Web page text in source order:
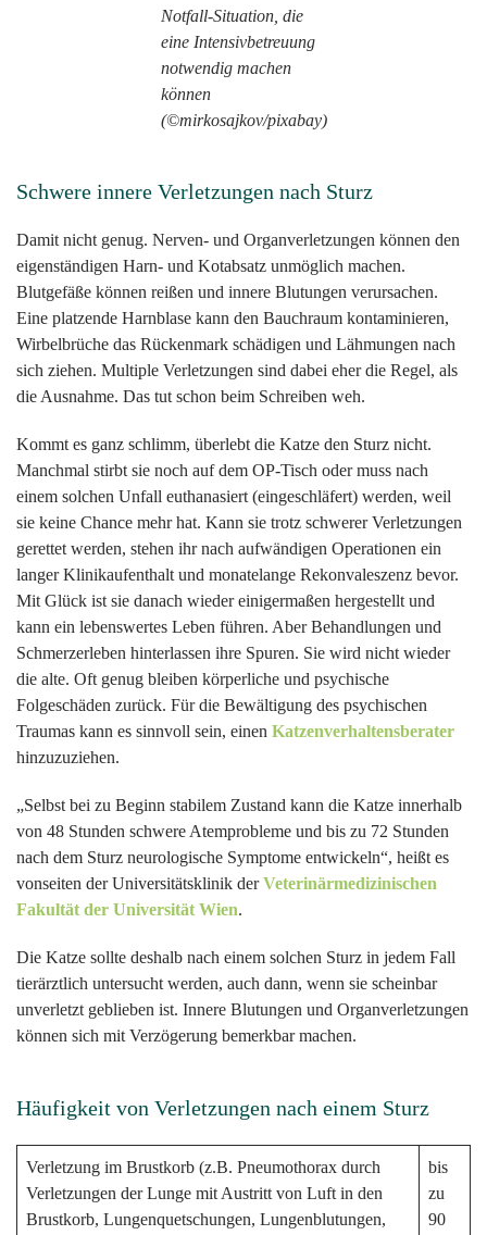
Notfall-Situation, die
eine Intensivbetreuung
notwendig machen
können
(©mirkosajkov/pixabay)
Schwere innere Verletzungen nach Sturz
Damit nicht genug. Nerven- und Organverletzungen können den
eigenständigen Harn- und Kotabsatz unmöglich machen.
Blutgefäße können reißen und innere Blutungen verursachen.
Eine platzende Harnblase kann den Bauchraum kontaminieren,
Wirbelbrüche das Rückenmark schädigen und Lähmungen nach
sich ziehen. Multiple Verletzungen sind dabei eher die Regel, als
die Ausnahme. Das tut schon beim Schreiben weh.
Kommt es ganz schlimm, überlebt die Katze den Sturz nicht.
Manchmal stirbt sie noch auf dem OP-Tisch oder muss nach
einem solchen Unfall euthanasiert (eingeschläfert) werden, weil
sie keine Chance mehr hat. Kann sie trotz schwerer Verletzungen
gerettet werden, stehen ihr nach aufwändigen Operationen ein
langer Klinikaufenthalt und monatelange Rekonvaleszenz bevor.
Mit Glück ist sie danach wieder einigermaßen hergestellt und
kann ein lebenswertes Leben führen. Aber Behandlungen und
Schmerzerleben hinterlassen ihre Spuren. Sie wird nicht wieder
die alte. Oft genug bleiben körperliche und psychische
Folgeschäden zurück. Für die Bewältigung des psychischen
Traumas kann es sinnvoll sein, einen Katzenverhaltensberater
hinzuzuziehen.
„Selbst bei zu Beginn stabilem Zustand kann die Katze innerhalb
von 48 Stunden schwere Atemprobleme und bis zu 72 Stunden
nach dem Sturz neurologische Symptome entwickeln“, heißt es
vonseiten der Universitätsklinik derVeterinärmedizinischen
Fakultät der Universität Wien.
Die Katze sollte deshalb nach einem solchen Sturz in jedem Fall
tierärztlich untersucht werden, auch dann, wenn sie scheinbar
unverletzt geblieben ist. Innere Blutungen und Organverletzungen
können sich mit Verzögerung bemerkbar machen.
Häufigkeit von Verletzungen nach einem Sturz
Verletzung im Brustkorb (z.B. Pneumothorax durch
Verletzungen der Lunge mit Austritt von Luft in den
Brustkorb, Lungenquetschungen, Lungenblutungen,
bis
zu
90